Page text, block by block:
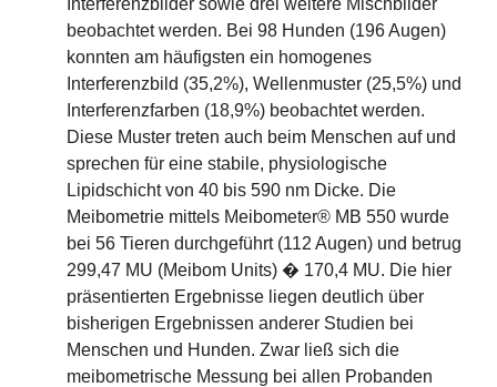
Interferenzbilder sowie drei weitere Mischbilder
beobachtet werden. Bei 98 Hunden (196 Augen)
konnten am häufigsten ein homogenes
Interferenzbild (35,2%), Wellenmuster (25,5%) und
Interferenzfarben (18,9%) beobachtet werden.
Diese Muster treten auch beim Menschen auf und
sprechen für eine stabile, physiologische
Lipidschicht von 40 bis 590 nm Dicke. Die
Meibometrie mittels Meibometer® MB 550 wurde
bei 56 Tieren durchgeführt (112 Augen) und betrug
299,47 MU (Meibom Units) � 170,4 MU. Die hier
präsentierten Ergebnisse liegen deutlich über
bisherigen Ergebnissen anderer Studien bei
Menschen und Hunden. Zwar ließ sich die
meibometrische Messung bei allen Probanden